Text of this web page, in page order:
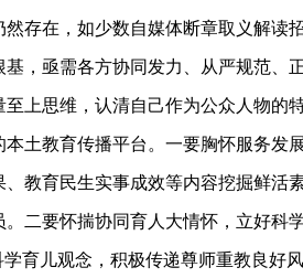
存在，如少数自媒体断章取义解读
，亟需各方协同发力、从严规范、正
思维，认清自己作为公众人物的
土教育传播平台。一要胸怀服务发
教育民生实事成效等内容挖掘鲜活
二要怀揣协同育人大情怀，立好
育儿观念，积极传递尊师重教良好